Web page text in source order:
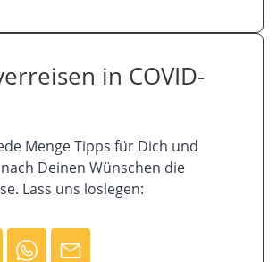
in COVID-
Menge Tipps für Dich und
Deinen Wünschen die
Lass uns loslegen: